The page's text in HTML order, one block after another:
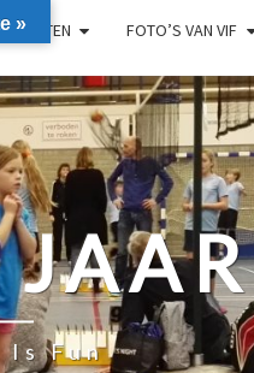
FOTO’S VAN VIF
Is Fun
»